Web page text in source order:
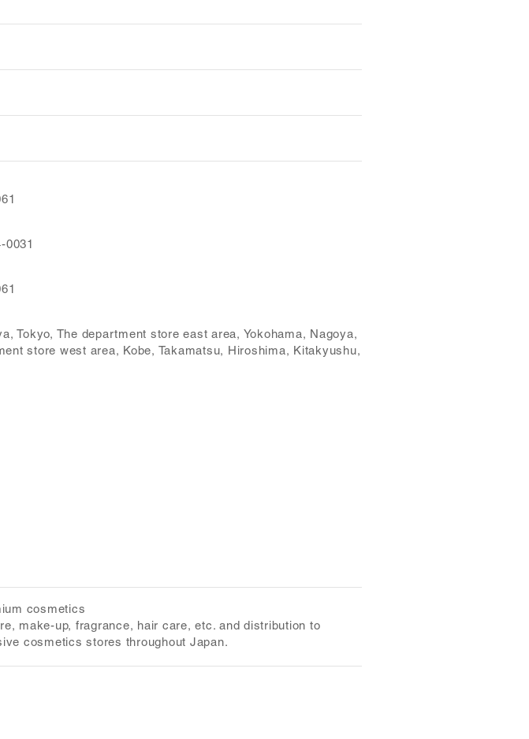
0031
Tokyo, The department store east area, Yokohama, Nagoya,
store west area, Kobe, Takamatsu, Hiroshima, Kitakyushu,
cosmetics
make-up, fragrance, hair care, etc. and distribution to
cosmetics stores throughout Japan.